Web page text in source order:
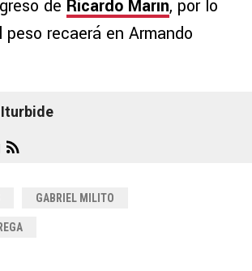
de Ricardo Marín, por lo
recaerá en Armando
GABRIEL MILITO